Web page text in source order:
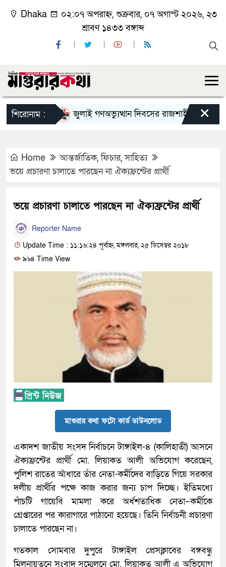
Dhaka
০২:০৭ অপরাহ্ন, শুক্রবার, ০৭ অগাস্ট ২০২৬, ২৩
শ্রাবণ ১৪৩৩ বঙ্গাব্দ
শিরোনাম : জুলাই গণঅভ্যুত্থান দিবসের রাজশাহী মহানগর×
Home আন্তর্জাতিক,ফিচার,সাহিত্য
ভয়ে প্রচারণা চালাতে পারছেন না ঐক্যফ্রন্টের প্রার্থী
ভয়ে প্রচারণা চালাতে পারছেন না ঐক্যফ্রন্টের প্রার্থী
Reporter Name
Update Time : ১১:১৬:২৪ পূর্বাহ্ন, মঙ্গলবার, ২৫ ডিসেম্বর ২০১৮
৯৬৪ Time View
মাগুরার কথা ফটো কার্ড ডাউনলোড
একাদশ জাতীয় সংসদ নির্বাচনে টাঙ্গাইল-৪ (কালিহাতী) আসনে
ঐক্যফ্রন্টের প্রার্থী মো. লিয়াকত আলী অভিযোগ করেছেন,
পুলিশ রাতের আঁধারে তাঁর নেতা-কর্মীদের বাড়িতে গিয়ে সরকার
দলীয় প্রার্থীর পক্ষে কাজ করার জন্য চাপ দিচ্ছে। ইতিমধ্যে
পাঁচটি গায়েবি মামলা করে অর্ধশতাধিক নেতা–কর্মীকে
গ্রেপ্তারের পর কারাগারে পাঠানো হয়েছে। তিনি নির্বাচনী প্রচারণা
চালাতে পারছেন না।
গতকাল সোমবার দুপুরে টাঙ্গাইল প্রেসক্লাবের বঙ্গবন্ধু
মিলনায়তনে সংবাদ সম্মেলনে মো. লিয়াকত আলী এ অভিযোগ